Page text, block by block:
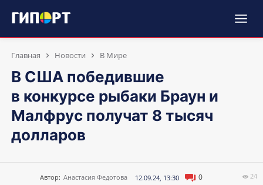
Главная Новости В Мире
В США победившие
в конкурсе рыбаки Браун и
Малфрус получат 8 тысяч
долларов
Автор: Анастасия Федотова 12.09.24, 13:30 0 24